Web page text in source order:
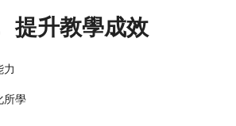
提升教學成效
所學